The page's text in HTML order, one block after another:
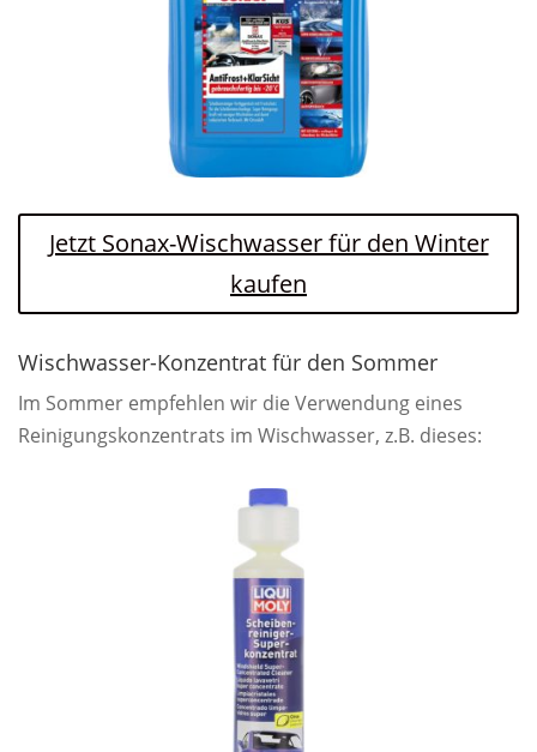
Jetzt Sonax-Wischwasser für den Winter
kaufen
Wischwasser-Konzentrat für den Sommer
Im Sommer empfehlen wir die Verwendung eines
Reinigungskonzentrats im Wischwasser, z.B. dieses: